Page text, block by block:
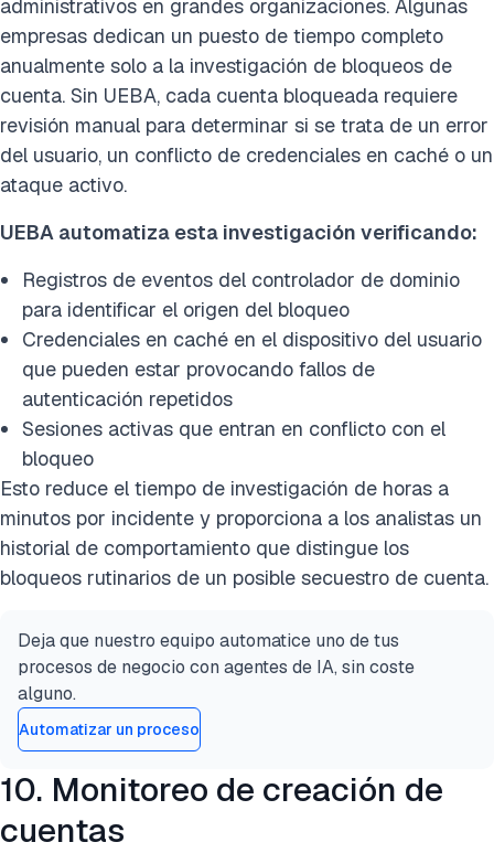
administrativos en grandes organizaciones. Algunas
empresas dedican un puesto de tiempo completo
anualmente solo a la investigación de bloqueos de
cuenta. Sin UEBA, cada cuenta bloqueada requiere
revisión manual para determinar si se trata de un error
del usuario, un conflicto de credenciales en caché o un
ataque activo.
UEBA automatiza esta investigación verificando:
Registros de eventos del controlador de dominio
para identificar el origen del bloqueo
Credenciales en caché en el dispositivo del usuario
que pueden estar provocando fallos de
autenticación repetidos
Sesiones activas que entran en conflicto con el
bloqueo
Esto reduce el tiempo de investigación de horas a
minutos por incidente y proporciona a los analistas un
historial de comportamiento que distingue los
bloqueos rutinarios de un posible secuestro de cuenta.
Deja que nuestro equipo automatice uno de tus
procesos de negocio con agentes de IA, sin coste
alguno.
Automatizar un proceso
10. Monitoreo de creación de
cuentas